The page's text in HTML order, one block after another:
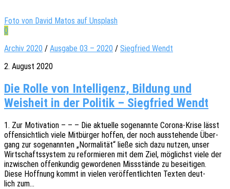
Foto von David Matos auf Unsplash
0
Archiv 2020 / Ausgabe 03 – 2020 / Siegfried Wendt
2. August 2020
Die Rolle von Intelligenz, Bildung und
Weisheit in der Politik – Siegfried Wendt
1. Zur Moti­va­ti­on – – – Die aktu­el­le soge­nann­te Corona-Krise lässt
offen­sicht­lich viele Mitbür­ger hoffen, der noch ausste­hen­de Über­
gang zur soge­nann­ten „Norma­li­tät“ ließe sich dazu nutzen, unser
Wirt­schafts­sys­tem zu refor­mie­ren mit dem Ziel, möglichst viele der
inzwi­schen offen­kun­dig gewor­de­nen Miss­stän­de zu besei­ti­gen.
Diese Hoff­nung kommt in vielen veröf­fent­lich­ten Texten deut­
lich zum…